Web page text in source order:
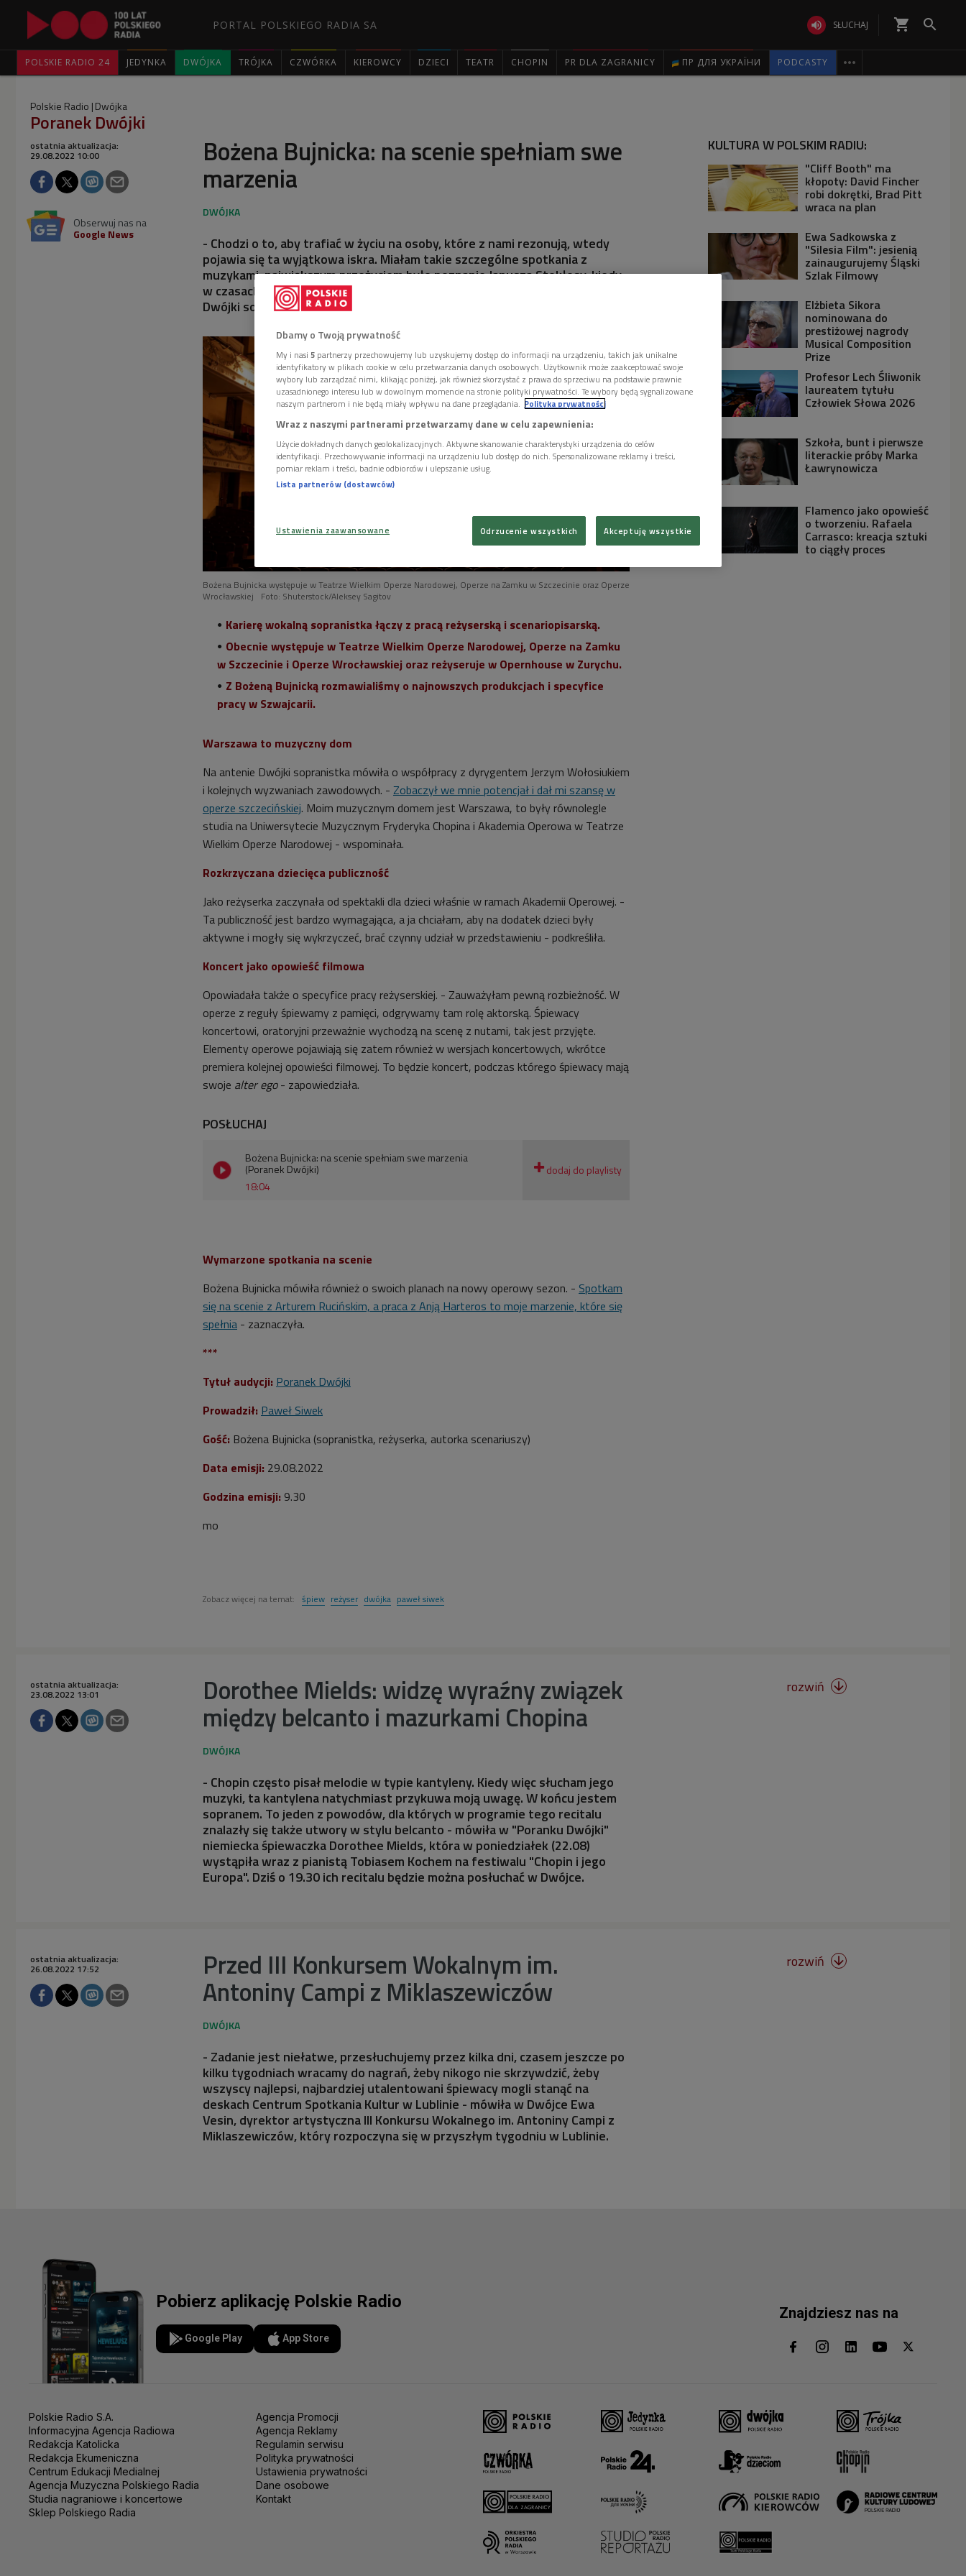
PORTAL POLSKIEGO RADIA SA  SŁUCHAJ shopping_cart 
POLSKIE RADIO 24 JEDYNKA DWÓJKA TRÓJKA CZWÓRKA KIEROWCY DZIECI TEATR CHOPIN PR DLA ZAGRANICY ПР ДЛЯ УКРАЇНИ PODCASTY 
Polskie Radio Dwójka
Poranek Dwójki
Bożena Bujnicka: na scenie spełniam swe
marzenia
ostatnia aktualizacja:
29.08.2022 10:00
Obserwuj nas na
Google News
- Chodzi o to, aby trafiać w życiu na osoby, które z nami rezonują, wtedy
pojawia się ta wyjątkowa iskra. Miałam takie szczególne spotkania z
muzykami, największym przeżyciem było poznanie Janusza Stokłosy, kiedy
w czasach gimnazjalnych zobaczyłam "Romea i Julię" - mówiła na antenie
Dwójki sopranistka Bożena Bujnicka.
Bożena Bujnicka występuje w Teatrze Wielkim Operze Narodowej, Operze na Zamku w Szczecinie oraz Operze
Wrocławskiej
Foto: Shuterstock/Aleksey Sagitov
Karierę wokalną sopranistka łączy z pracą reżyserską i scenariopisarską.
Obecnie występuje w Teatrze Wielkim Operze Narodowej, Operze na Zamku
w Szczecinie i Operze Wrocławskiej oraz reżyseruje w Opernhouse w Zurychu.
Z Bożeną Bujnicką rozmawialiśmy o najnowszych produkcjach i specyfice
pracy w Szwajcarii.
Warszawa to muzyczny dom
Na antenie Dwójki sopranistka mówiła o współpracy z dyrygentem Jerzym Wołosiukiem
i kolejnych wyzwaniach zawodowych. - Zobaczył we mnie potencjał i dał mi szansę w
operze szczecińskiej. Moim muzycznym domem jest Warszawa, to były równolegle
studia na Uniwersytecie Muzycznym Fryderyka Chopina i Akademia Operowa w Teatrze
Wielkim Operze Narodowej - wspominała.
Rozkrzyczana dziecięca publiczność
Jako reżyserka zaczynała od spektakli dla dzieci właśnie w ramach Akademii Operowej. -
Ta publiczność jest bardzo wymagająca, a ja chciałam, aby na dodatek dzieci były
aktywne i mogły się wykrzyczeć, brać czynny udział w przedstawieniu - podkreśliła.
Koncert jako opowieść filmowa
Opowiadała także o specyfice pracy reżyserskiej. - Zauważyłam pewną rozbieżność. W
operze z reguły śpiewamy z pamięci, odgrywamy tam rolę aktorską. Śpiewacy
koncertowi, oratoryjni przeważnie wychodzą na scenę z nutami, tak jest przyjęte.
Elementy operowe pojawiają się zatem również w wersjach koncertowych, wkrótce
premiera kolejnej opowieści filmowej. To będzie koncert, podczas którego śpiewacy mają
swoje alter ego- zapowiedziała.
POSŁUCHAJ
18:04
Bożena Bujnicka: na scenie spełniam swe marzenia
(Poranek Dwójki)
Wymarzone spotkania na scenie
Bożena Bujnicka mówiła również o swoich planach na nowy operowy sezon. - Spotkam
się na scenie z Arturem Rucińskim, a praca z Anją Harteros to moje marzenie, które się
spełnia - zaznaczyła.
***
Tytuł audycji: Poranek Dwójki
Prowadził: Paweł Siwek
Gość: Bożena Bujnicka (sopranistka, reżyserka, autorka scenariuszy)
Data emisji: 29.08.2022
Godzina emisji: 9.30
mo
Zobacz więcej na temat: śpiew reżyser dwójka paweł siwek
KULTURA W POLSKIM RADIU:
"Cliff Booth" ma
kłopoty: David Fincher
robi dokrętki, Brad Pitt
wraca na plan
Ewa Sadkowska z
"Silesia Film": jesienią
zainaugurujemy Śląski
Szlak Filmowy
Elżbieta Sikora
nominowana do
prestiżowej nagrody
Musical Composition
Prize
Profesor Lech Śliwonik
laureatem tytułu
Człowiek Słowa 2026
Szkoła, bunt i pierwsze
literackie próby Marka
Ławrynowicza
Flamenco jako opowieść
o tworzeniu. Rafaela
Carrasco: kreacja sztuki
to ciągły proces
Dorothee Mields: widzę wyraźny związek
między belcanto i mazurkami Chopina
ostatnia aktualizacja:
23.08.2022 13:01
- Chopin często pisał melodie w typie kantyleny. Kiedy więc słucham jego
muzyki, ta kantylena natychmiast przykuwa moją uwagę. W końcu jestem
sopranem. To jeden z powodów, dla których w programie tego recitalu
znalazły się także utwory w stylu belcanto - mówiła w "Poranku Dwójki"
niemiecka śpiewaczka Dorothee Mields, która w poniedziałek (22.08)
wystąpiła wraz z pianistą Tobiasem Kochem na festiwalu "Chopin i jego
Europa". Dziś o 19.30 ich recitalu będzie można posłuchać w Dwójce.
rozwiń 
Przed III Konkursem Wokalnym im.
Antoniny Campi z Miklaszewiczów
ostatnia aktualizacja:
26.08.2022 17:52
- Zadanie jest niełatwe, przesłuchujemy przez kilka dni, czasem jeszcze po
kilku tygodniach wracamy do nagrań, żeby nikogo nie skrzywdzić, żeby
wszyscy najlepsi, najbardziej utalentowani śpiewacy mogli stanąć na
deskach Centrum Spotkania Kultur w Lublinie - mówiła w Dwójce Ewa
Vesin, dyrektor artystyczna III Konkursu Wokalnego im. Antoniny Campi z
Miklaszewiczów, który rozpoczyna się w przyszłym tygodniu w Lublinie.
rozwiń 
Pobierz aplikację Polskie Radio
Google Play App Store
Znajdziesz nas na
Polskie Radio S.A.
Informacyjna Agencja Radiowa
Redakcja Katolicka
Redakcja Ekumeniczna
Centrum Edukacji Medialnej
Agencja Muzyczna Polskiego Radia
Studia nagraniowe i koncertowe
Sklep Polskiego Radia
Agencja Promocji
Agencja Reklamy
Regulamin serwisu
Polityka prywatności
Ustawienia prywatności
Dane osobowe
Kontakt
Dbamy o Twoją prywatność
My i nasi 5 partnerzy przechowujemy lub uzyskujemy dostęp do informacji na urządzeniu, takich jak unikalne
identyfikatory w plikach cookie w celu przetwarzania danych osobowych. Użytkownik może zaakceptować swoje
wybory lub zarządzać nimi, klikając poniżej, jak również skorzystać z prawa do sprzeciwu na podstawie prawnie
uzasadnionego interesu lub w dowolnym momencie na stronie polityki prywatności. Te wybory będą sygnalizowane
naszym partnerom i nie będą miały wpływu na dane przeglądania. Polityka prywatności
Wraz z naszymi partnerami przetwarzamy dane w celu zapewnienia:
Użycie dokładnych danych geolokalizacyjnych. Aktywne skanowanie charakterystyki urządzenia do celów
identyfikacji. Przechowywanie informacji na urządzeniu lub dostęp do nich. Spersonalizowane reklamy i treści,
pomiar reklam i treści, badnie odbiorców i ulepszanie usług.
Lista partnerów (dostawców)
Ustawienia zaawansowane Odrzucenie wszystkich Akceptuję wszystkie